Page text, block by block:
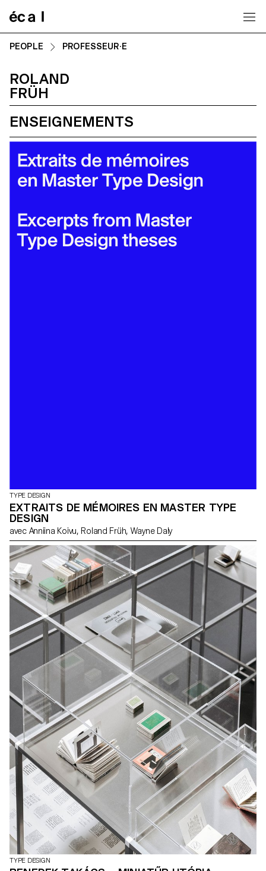
PEOPLE PROFESSEUR·E
ROLAND
FRÜH
ENSEIGNEMENTS
TYPE DESIGN
EXTRAITS DE MÉMOIRES EN MASTER TYPE
DESIGN
avec Anniina Koivu, Roland Früh, Wayne Daly
TYPE DESIGN